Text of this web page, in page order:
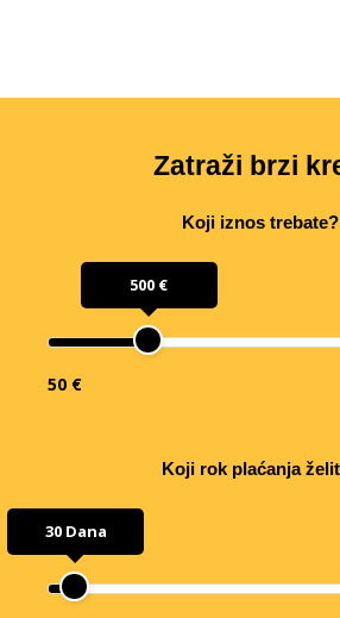
Zatraži brzi
Koji iznos trebate?
500 €
50 €
Koji rok plaćanja
30 Dana